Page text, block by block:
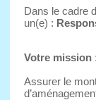
Dans le cadre
un(e) :
Votre mission
Assurer le